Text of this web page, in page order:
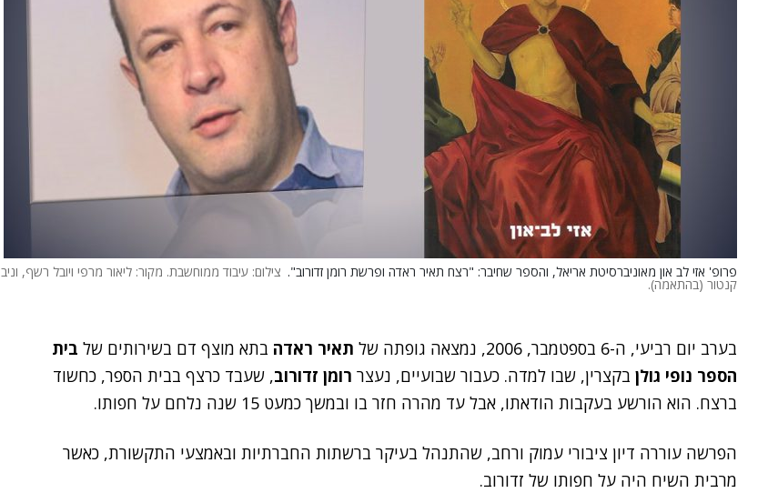
פרופ' אזי לב און מאוניברסיטת אריאל, והספר שחיבר: "רצח תאיר ראדה ופרשת רומן זדורוב". צילום: עיבוד ממוחשבת. מקור: ליאור מרפי ויובל רשף, וניב
קנטור (בהתאמה).
בערב יום רביעי, ה-6 בספטמבר, 2006, נמצאה גופתה של תאיר ראדה בתא מוצף דם בשירותים של בית
הספר נופי גולן בקצרין, שבו למדה. כעבור שבועיים, נעצר רומן זדורוב, שעבד כרצף בבית הספר, כחשוד
ברצח. הוא הורשע בעקבות הודאתו, אבל עד מהרה חזר בו ובמשך כמעט 15 שנה נלחם על חפותו.
הפרשה עוררה דיון ציבורי עמוק ורחב, שהתנהל בעיקר ברשתות החברתיות ובאמצעי התקשורת, כאשר
מרבית השיח היה על חפותו של זדורוב.